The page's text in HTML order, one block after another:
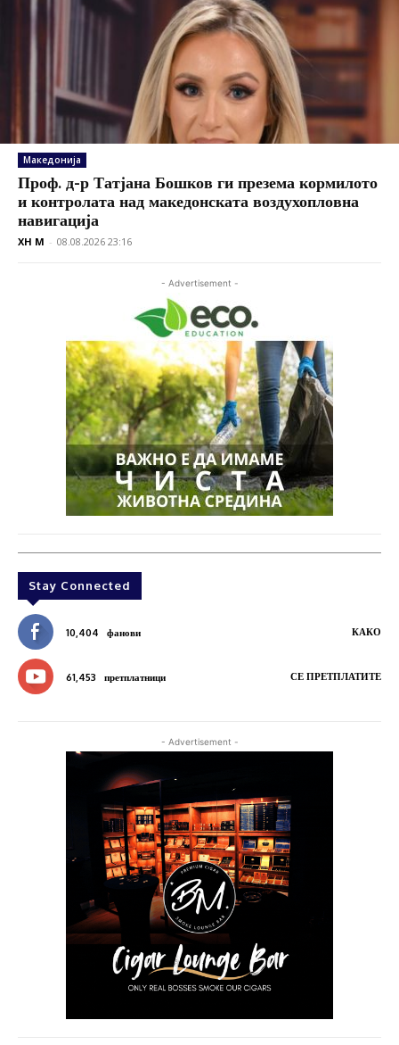
Македонија
Проф. д-р Татјана Бошков ги презема кормилото
и контролата над македонската воздухопловна
навигација
XH M - 08.08.2026 23:16
- Advertisement -
Stay Connected
10,404 фанови КАКО
61,453 претплатници СЕ ПРЕТПЛАТИТЕ
- Advertisement -